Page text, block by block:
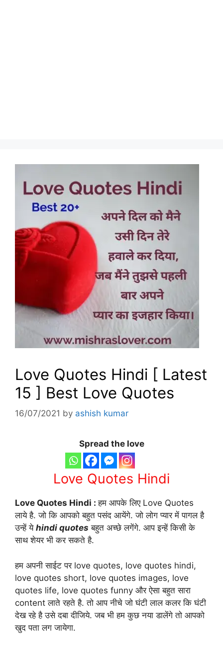
Love Quotes Hindi [ Latest
15 ] Best Love Quotes
16/07/2021 by ashish kumar
Spread the love
Love Quotes Hindi
Love Quotes Hindi :हम आपके लिए Love Quotes
लाये है. जो कि आपको बहुत पसंद आयेंगे. जो लोग प्यार में पागल है
उन्हें ये hindi quotes बहुत अच्छे लगेंगे. आप इन्हें किसी के
साथ शेयर भी कर सकते है.
हम अपनी साईट पर love quotes, love quotes hindi,
love quotes short, love quotes images, love
quotes life, love quotes funny और ऐसा बहुत सारा
content लाते रहते है. तो आप नीचे जो घंटी लाल कलर कि घंटी
देख रहे है उसे दबा दीजिये. जब भी हम कुछ नया डालेंगे तो आपको
खुद पता लग जायेगा.